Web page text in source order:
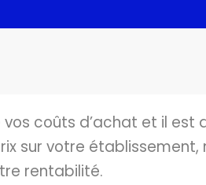
vos coûts d’achat et il
sur votre
rentabilité.